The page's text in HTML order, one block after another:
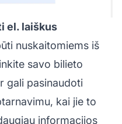
el. laiškus
nuskaitomiems iš
savo bilieto
gali pasinaudoti
kai jie to
informacijos